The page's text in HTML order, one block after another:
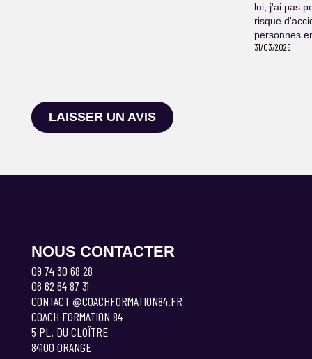
lui, j'ai pas
risque
personnes
31/03/2026
LAISSER UN AVIS
NOUS CONTACTER
09 74 30 68 28
06 62 64 87 31
CONTACT @COACHFORMATION84.FR
COACH FORMATION 84
5 PL. DU CLOÎTRE
84100 ORANGE